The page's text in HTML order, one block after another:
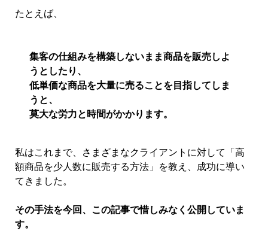
たとえば、
集客の仕組みを構築しないまま商品を販売しよ
うとしたり、
低単価な商品を大量に売ることを目指してしま
うと、
莫大な労力と時間がかかります。
私はこれまで、さまざまなクライアントに対して「高
額商品を少人数に販売する方法」を教え、成功に導い
てきました。
その手法を今回、この記事で惜しみなく公開していま
す。